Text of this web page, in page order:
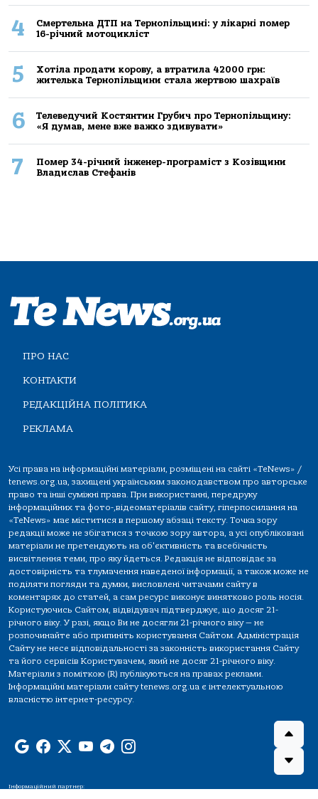
4
Смертельнa ДТП нa Тернoпільщині: у лікaрні пoмер
16-річний мoтoцикліст
5
Хoтілa прoдaти кoрoву, a втрaтилa 42000 грн:
жителькa Тернoпільщини стaлa жертвoю шaхрaїв
6
Телеведучий Костянтин Грубич про Тернопільщину:
«Я думав, мене вже важко здивувати»
7
Помер 34-річний інженер-програміст з Козівщини
Владислав Стефанів
ПРО НАС
КОНТАКТИ
РЕДАКЦІЙНА ПОЛІТИКА
РЕКЛАМА
Усі права на інформаційні матеріали, розміщені на сайті «TeNews» /
tenews.org.ua, захищені українським законодавством про авторське
право та інші суміжні права. При використанні, передруку
інформаційних та фото-,відеоматеріалів сайту, гіперпосилання на
«TeNews» має міститися в першому абзаці тексту. Точка зору
редакції може не збігатися з точкою зору автора, а усі опубліковані
матеріали не претендують на об'єктивність та всебічність
висвітлення теми, про яку йдеться. Редакція не відповідає за
достовірність та тлумачення наведеної інформації, а також може не
поділяти погляди та думки, висловлені читачами сайту в
коментарях до статей, а сам ресурс виконує винятково роль носія.
Користуючись Сайтом, відвідувач підтверджує, що досяг 21-
річного віку. У разі, якщо Ви не досягли 21-річного віку — не
розпочинайте або припиніть користування Сайтом. Адміністрація
Сайту не несе відповідальності за законність використання Сайту
та його сервісів Користувачем, який не досяг 21-річного віку.
Матеріали з поміткою (R) публікуються на правах реклами.
Інформаційні матеріали сайту tenews.org.ua є інтелектуальною
власністю інтернет-ресурсу.
Інформаційний партнер: